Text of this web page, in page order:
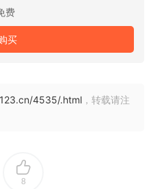
费
买
4535/.html ，转载请注
8